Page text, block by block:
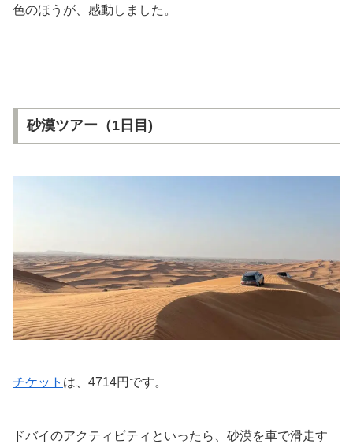
色のほうが、感動しました。
砂漠ツアー（1日目)
チケット は、4714円です。
ドバイのアクティビティといったら、砂漠を車で滑走す